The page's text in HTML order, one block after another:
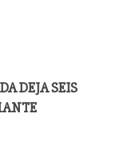
DEJA SEIS